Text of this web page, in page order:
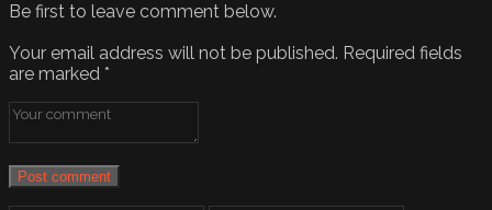
Be first to leave comment below.
Your email address will not be published. Required fields
are marked *
Post comment